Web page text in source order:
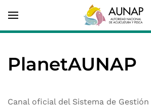
PlanetAUNAP
Canal oficial del Sistema de